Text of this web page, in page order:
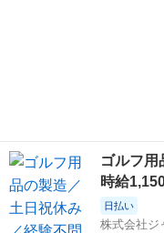
ゴルフ用
時給
日払い
株式会社ジ